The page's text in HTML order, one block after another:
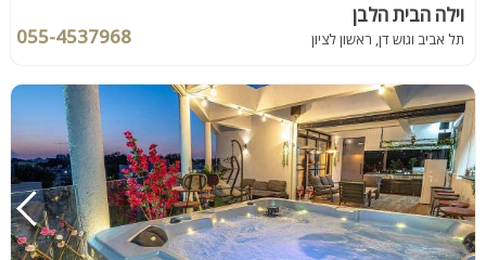
וילה הבית הלבן
תל אביב וגוש דן, ראשון לציון 055-4537968